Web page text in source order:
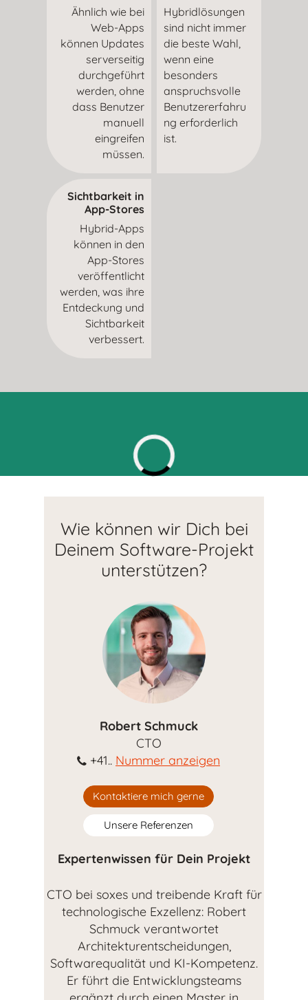
Ähnlich wie bei
Web-Apps
können Updates
serverseitig
durchgeführt
werden, ohne
dass Benutzer
manuell
eingreifen
müssen.
Hybridlösungen
sind nicht immer
die beste Wahl,
wenn eine
besonders
anspruchsvolle
Benutzererfahru
ng erforderlich
ist.
Sichtbarkeit in
App-Stores
Hybrid-Apps
können in den
App-Stores
veröffentlicht
werden, was ihre
Entdeckung und
Sichtbarkeit
verbessert.
Wie können wir Dich bei
Deinem Software-Projekt
unterstützen?
Robert Schmuck
CTO
+41.. Nummer anzeigen
Kontaktiere mich gerne
Unsere Referenzen
Expertenwissen für Dein Projekt
CTO bei soxes und treibende Kraft für
technologische Exzellenz: Robert
Schmuck verantwortet
Architekturentscheidungen,
Softwarequalität und KI-Kompetenz.
Er führt die Entwicklungsteams